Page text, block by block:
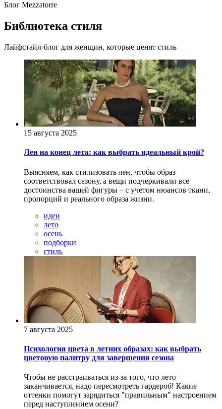
Блог Mezzatorre
Библиотека стиля
Лайфстайл-блог для женщин, которые ценят стиль
15 августа 2025
Лен на конец лета: как выбрать идеальный крой?
Выясняем, как стилизовать лен, чтобы образ
соответствовал сезону, а вещи подчеркивали все
достоинства вашей фигуры – с учетом нюансов ткани,
пропорций и реального образа жизни.
идеи
лето
осень
подборки
стиль
7 августа 2025
Психология цвета в летних образах: как выбрать
цветовую палитру для завершения сезона
Чтобы не расстраиваться из-за того, что лето
заканчивается, надо пересмотреть гардероб! Какие
оттенки помогут зарядиться "правильным" настроением
перед наступлением осени?